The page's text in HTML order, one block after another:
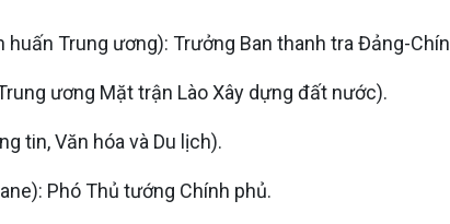
Trung ương): Trưởng Ban thanh tra Đảng-
ương Mặt trận Lào Xây dựng đất nước).
tin, Văn hóa và Du lịch).
Phó Thủ tướng Chính phủ.